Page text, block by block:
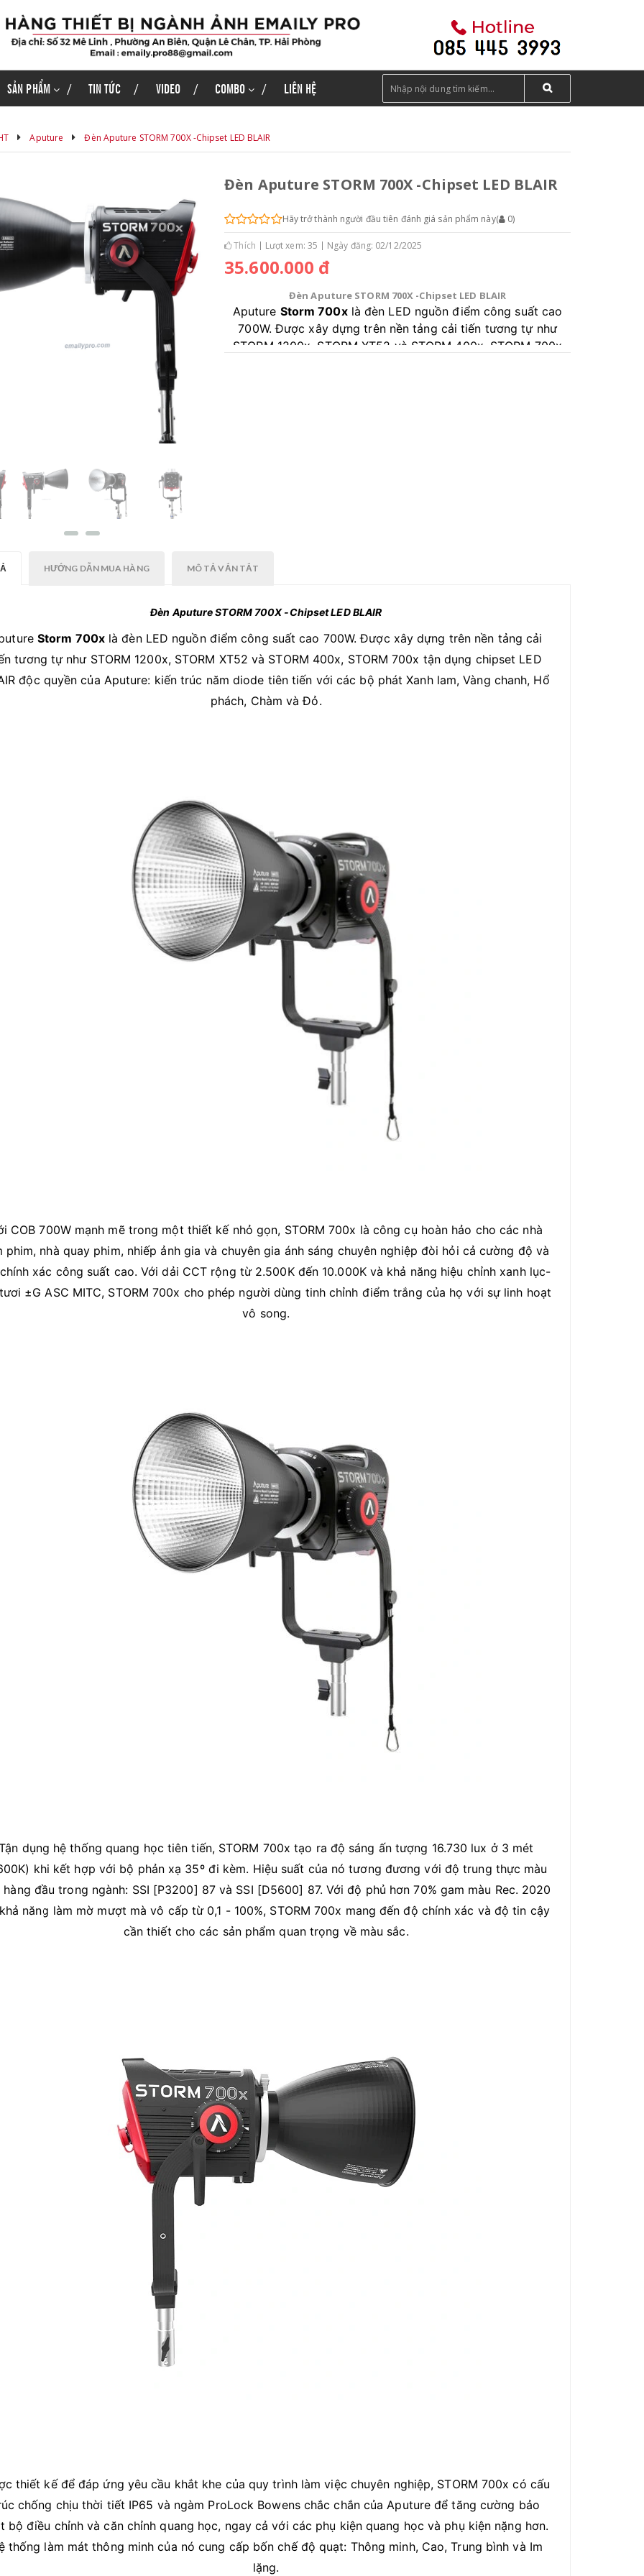
SẢN PHẨM TIN TỨC VIDEO COMBO LIÊN HỆ
Aputure Đèn Aputure STORM 700X -Chipset LED BLAIR
Đèn Aputure STORM 700X -Chipset LED BLAIR
Hãy trở thành người đầu tiên đánh giá sản phẩm này( 0)
Thích Lượt xem: 35 Ngày đăng: 02/12/2025
35.600.000 đ
Đèn Aputure STORM 700X -Chipset LED BLAIR
Aputure Storm 700xlà đèn LED nguồn điểm công suất cao
700W. Được xây dựng trên nền tảng cải tiến tương tự như
STORM 1200x, STORM XT52 và STORM 400x, STORM 700x
HƯỚNG DẪN MUA HÀNG MÔ TẢ VẮN TẮT
Đèn Aputure STORM 700X -Chipset LED BLAIR
Storm 700xlà đèn LED nguồn điểm công suất cao 700W. Được xây dựng trên nền tảng cải
tương tự như STORM 1200x, STORM XT52 và STORM 400x, STORM 700x tận dụng chipset LED
độc quyền của Aputure: kiến ​​trúc năm diode tiên tiến với các bộ phát Xanh lam, Vàng chanh, Hổ
phách, Chàm và Đỏ.
COB 700W mạnh mẽ trong một thiết kế nhỏ gọn, STORM 700x là công cụ hoàn hảo cho các nhà
phim, nhà quay phim, nhiếp ảnh gia và chuyên gia ánh sáng chuyên nghiệp đòi hỏi cả cường độ và
xác công suất cao. Với dải CCT rộng từ 2.500K đến 10.000K và khả năng hiệu chỉnh xanh lục-
±G ASC MITC, STORM 700x cho phép người dùng tinh chỉnh điểm trắng của họ với sự linh hoạt
vô song.
dụng hệ thống quang học tiên tiến, STORM 700x tạo ra độ sáng ấn tượng 16.730 lux ở 3 mét
khi kết hợp với bộ phản xạ 35º đi kèm. Hiệu suất của nó tương đương với độ trung thực màu
hàng đầu trong ngành: SSI [P3200] 87 và SSI [D5600] 87. Với độ phủ hơn 70% gam màu Rec. 2020
năng làm mờ mượt mà vô cấp từ 0,1 - 100%, STORM 700x mang đến độ chính xác và độ tin cậy
cần thiết cho các sản phẩm quan trọng về màu sắc.
thiết kế để đáp ứng yêu cầu khắt khe của quy trình làm việc chuyên nghiệp, STORM 700x có cấu
chống chịu thời tiết IP65 và ngàm ProLock Bowens chắc chắn của Aputure để tăng cường bảo
bộ điều chỉnh và căn chỉnh quang học, ngay cả với các phụ kiện quang học và phụ kiện nặng hơn.
thống làm mát thông minh của nó cung cấp bốn chế độ quạt: Thông minh, Cao, Trung bình và Im
lặng.